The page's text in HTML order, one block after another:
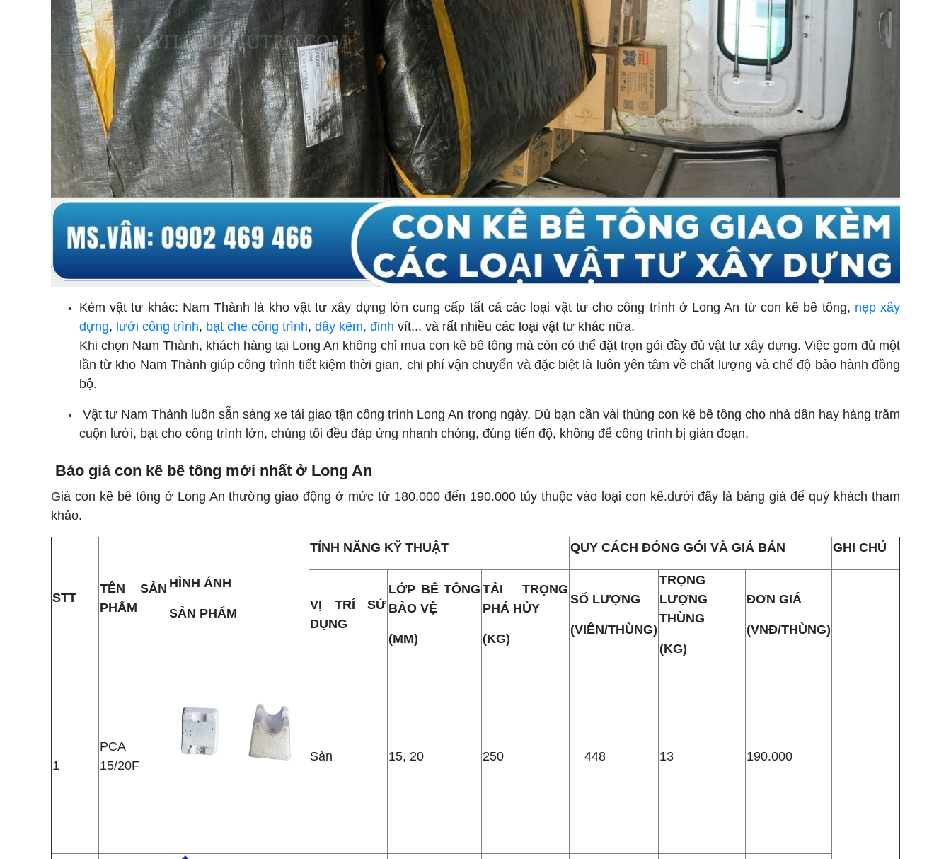
Kèm vật tư khác: Nam Thành là kho vật tư xây dựng lớn cung cấp tất cả các loại vật tư cho công trình ở Long An từ con kê bê tông, nẹp xây
dựng, lưới công trình, bạt che công trình, dây kẽm, đinh vít... và rất nhiều các loại vật tư khác nữa.
Khi chọn Nam Thành, khách hàng tại Long An không chỉ mua con kê bê tông mà còn có thể đặt trọn gói đầy đủ vật tư xây dựng. Việc gom đủ một
lần từ kho Nam Thành giúp công trình tiết kiệm thời gian, chi phí vận chuyển và đặc biệt là luôn yên tâm về chất lượng và chế độ bảo hành đồng
bộ.
Vật tư Nam Thành luôn sẵn sàng xe tải giao tận công trình Long An trong ngày. Dù bạn cần vài thùng con kê bê tông cho nhà dân hay hàng trăm
cuộn lưới, bạt cho công trình lớn, chúng tôi đều đáp ứng nhanh chóng, đúng tiến độ, không để công trình bị gián đoạn.
Báo giá con kê bê tông mới nhất ở Long An
Giá con kê bê tông ở Long An thường giao động ở mức từ 180.000 đến 190.000 tủy thuộc vào loại con kê.dưới đây là bảng giá để quý khách tham
khảo.
STT
TÊN SẢN
PHẨM
HÌNH ẢNH
SẢN PHẨM
TÍNH NĂNG KỸ THUẬT QUY CÁCH ĐÓNG GÓI VÀ GIÁ BÁN GHI CHÚ
VỊ TRÍ SỬ
DỤNG
LỚP BÊ TÔNG
BẢO VỆ
(MM)
TẢI TRỌNG
PHÁ HỦY
(KG)
SỐ LƯỢNG
(VIÊN/THÙNG)
TRỌNG
LƯỢNG
THÙNG
(KG)
ĐƠN GIÁ
(VNĐ/THÙNG)
1
PCA
15/20F
Sàn 15, 20 250 448 13 190.000